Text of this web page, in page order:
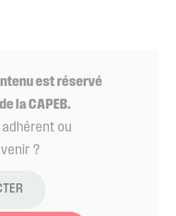
est réservé
la CAPEB.
ou
?